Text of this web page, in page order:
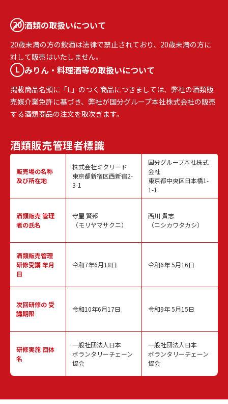
酒類の取扱いについて
20歳未満の方の飲酒は法律で禁止されており、20歳未満の方に
対して販売はいたしません。
みりん・料理酒等の取扱いについて
掲載商品名頭に「L」のつく商品につきましては、弊社の酒類販
売媒介業免許に基づき、弊社が国分グループ本社株式会社の販売
する酒類商品の注文を取次ぎます。
酒類販売管理者標識
販売場の名称
及び所在地
酒類販売管理
者の氏名
酒類販売管理
研修受講 年月
日
次回研修の受
講期限
研修実施 団体
名
株式会社ミクリード
東京都新宿区西新宿2-
3-1
守屋 賢邦
（モリヤマサクニ）
令和7年6月18日
令和10年6月17日
一般社団法人日本
ボランタリーチェーン
協会
国分グループ本社株式
会社
東京都中央区日本橋1-
1-1
西川 貴志
（ニシカワタカシ）
令和6年 5月16日
令和9年 5月15日
一般社団法人日本
ボランタリーチェーン
協会